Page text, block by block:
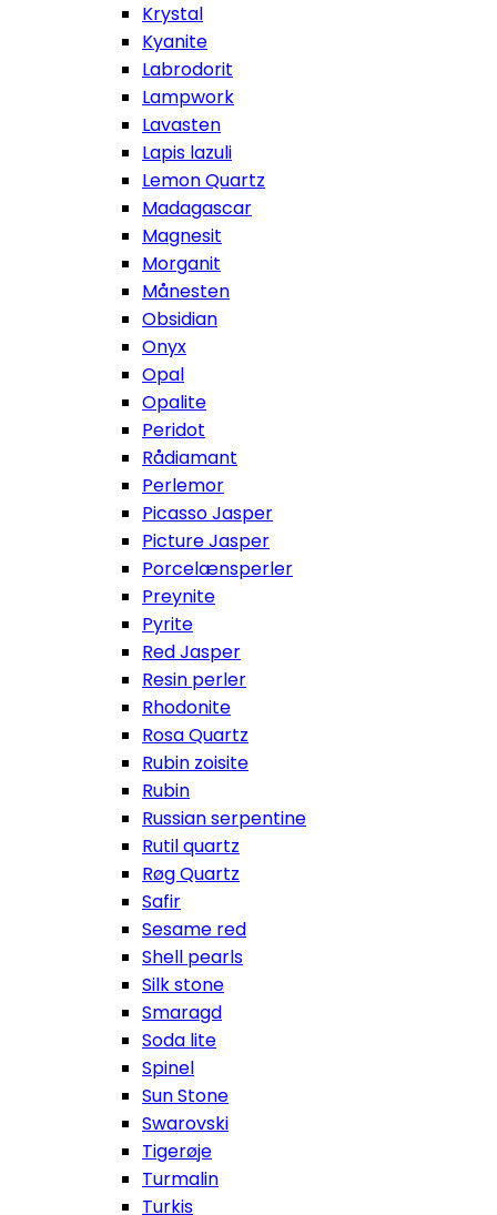
Krystal
Kyanite
Labrodorit
Lampwork
Lavasten
Lapis lazuli
Lemon Quartz
Madagascar
Magnesit
Morganit
Månesten
Obsidian
Onyx
Opal
Opalite
Peridot
Rådiamant
Perlemor
Picasso Jasper
Picture Jasper
Porcelænsperler
Preynite
Pyrite
Red Jasper
Resin perler
Rhodonite
Rosa Quartz
Rubin zoisite
Rubin
Russian serpentine
Rutil quartz
Røg Quartz
Safir
Sesame red
Shell pearls
Silk stone
Smaragd
Soda lite
Spinel
Sun Stone
Swarovski
Tigerøje
Turmalin
Turkis